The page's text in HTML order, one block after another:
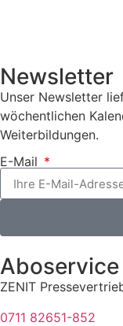
Newsletter
Unser Newsletter
wöchentlichen
Weiterbildungen.
E-Mail
Aboservice
ZENIT
0711 82651-852